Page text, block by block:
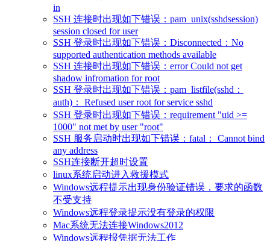
in
SSH 连接时出现如下错误：pam_unix(sshdsession)
session closed for user
SSH 登录时出现如下错误：Disconnected：No
supported authentication methods available
SSH 连接时出现如下错误：error Could not get
shadow infromation for root
SSH 登录时出现如下错误：pam_listfile(sshd：
auth)： Refused user root for service sshd
SSH 登录时出现如下错误：requirement "uid >=
1000" not met by user "root"
SSH 服务启动时出现如下错误：fatal： Cannot bind
any address
SSH连接断开超时设置
linux系统启动进入救援模式
Windows远程提示出现身份验证错误，要求的函数
不受支持
Windows远程登录提示没有登录的权限
Mac系统无法连接Windows2012
Windows远程报凭据无法工作